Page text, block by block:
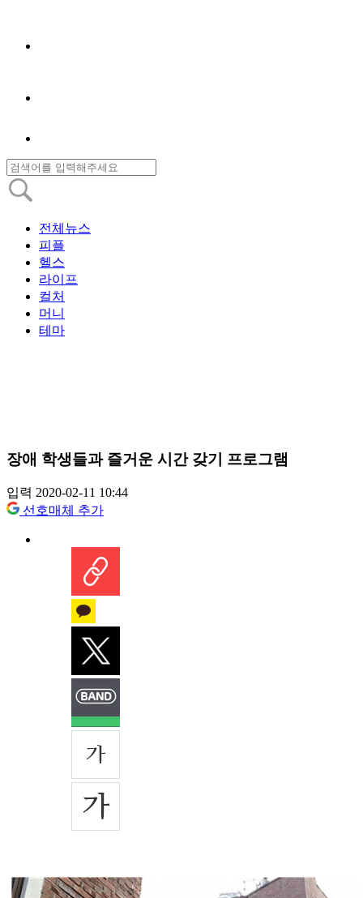
전체뉴스
피플
헬스
라이프
컬처
머니
테마
장애 학생들과 즐거운 시간 갖기 프로그램
입력 2020-02-11 10:44
선호매체 추가